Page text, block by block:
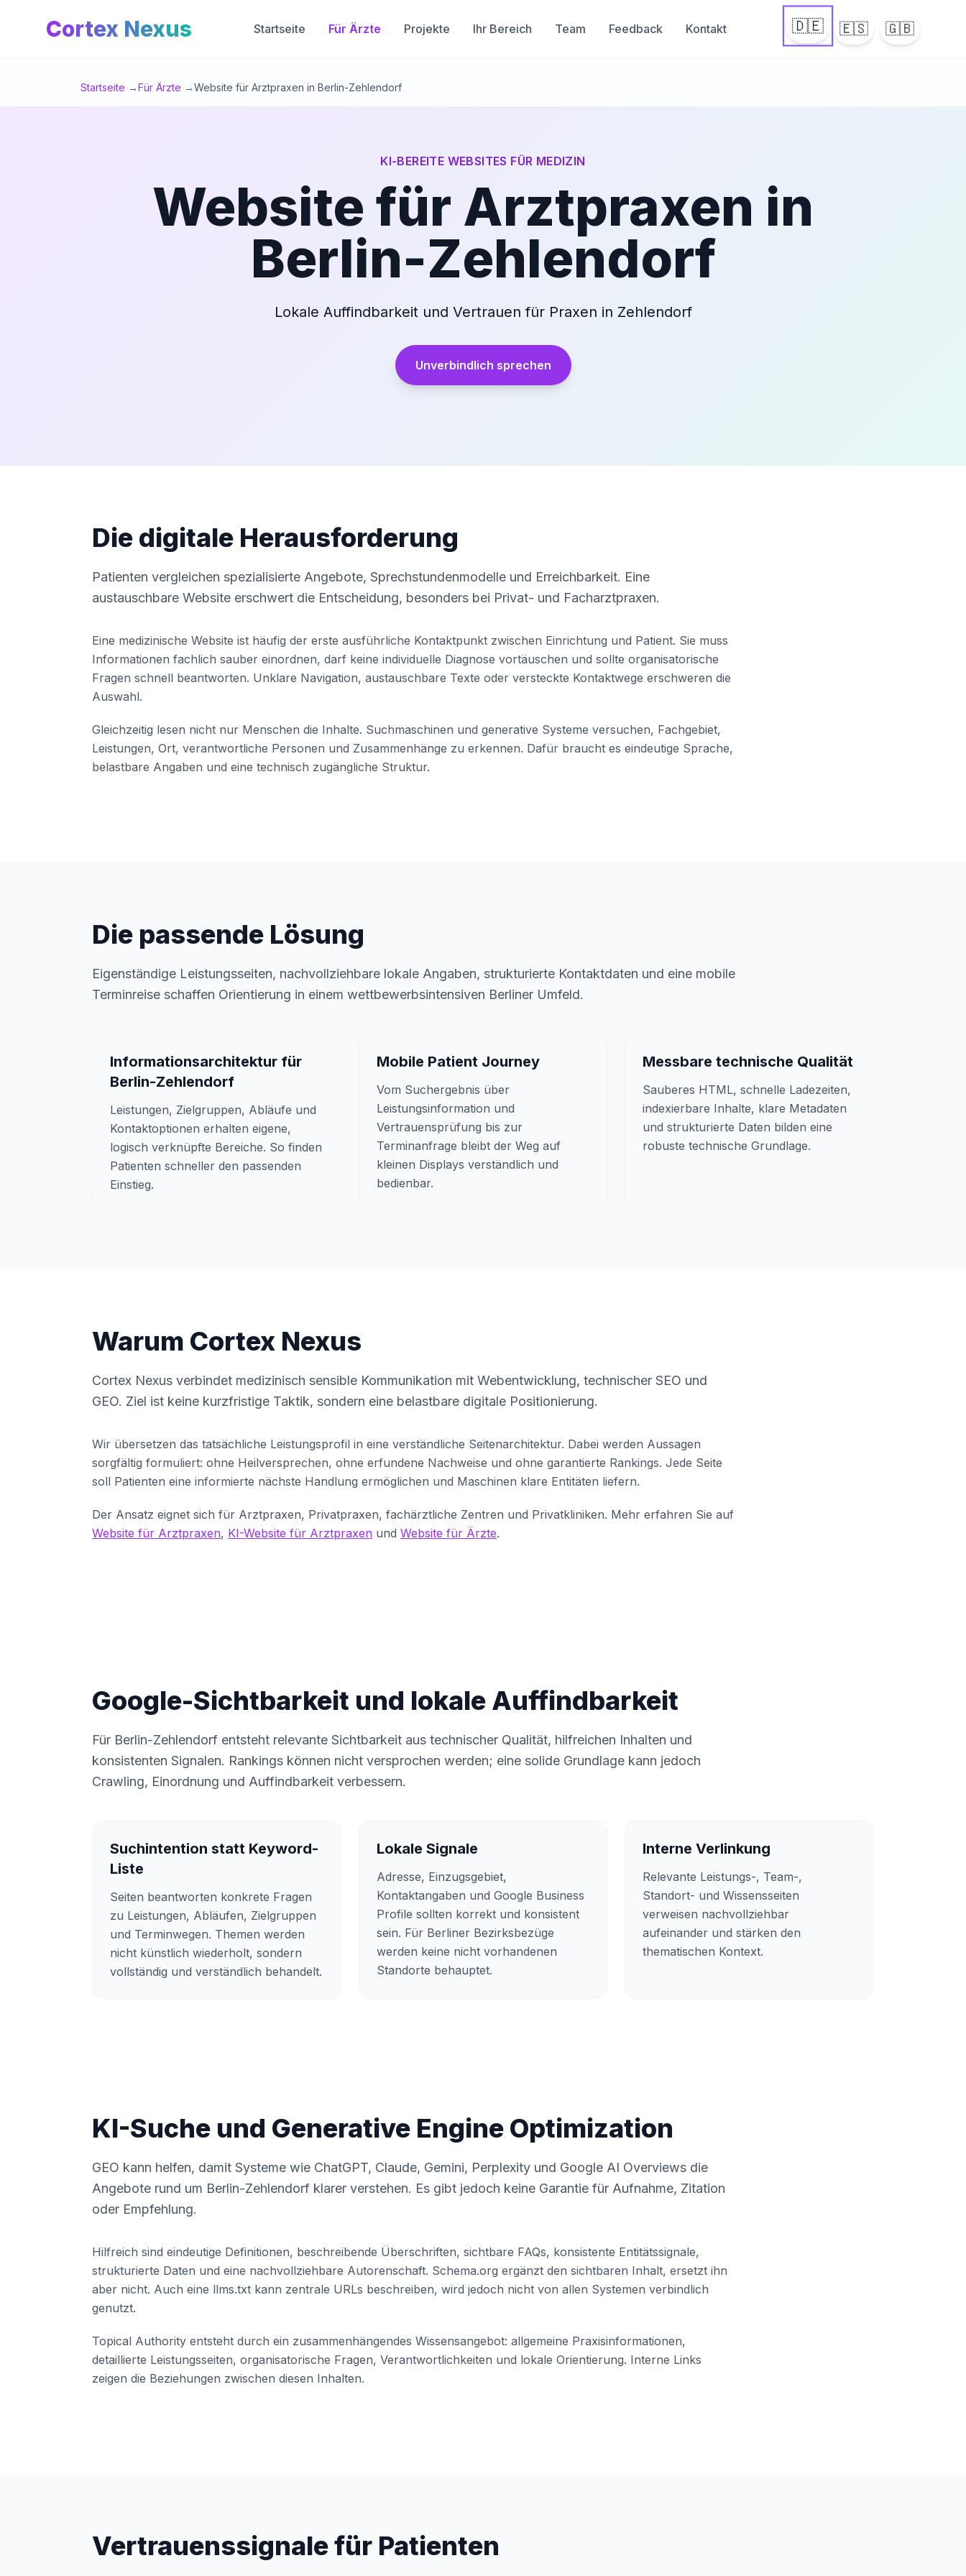
Cortex Nexus Startseite Für Ärzte Projekte Ihr Bereich Team Feedback Kontakt 🇩🇪 🇪🇸 🇬🇧
Startseite →Für Ärzte →Website für Arztpraxen in Berlin-Zehlendorf
KI-BEREITE WEBSITES FÜR MEDIZIN
Website für Arztpraxen in
Berlin-Zehlendorf
Lokale Auffindbarkeit und Vertrauen für Praxen in Zehlendorf
Unverbindlich sprechen
Die digitale Herausforderung
Patienten vergleichen spezialisierte Angebote, Sprechstundenmodelle und Erreichbarkeit. Eine
austauschbare Website erschwert die Entscheidung, besonders bei Privat- und Facharztpraxen.
Eine medizinische Website ist häufig der erste ausführliche Kontaktpunkt zwischen Einrichtung und Patient. Sie muss
Informationen fachlich sauber einordnen, darf keine individuelle Diagnose vortäuschen und sollte organisatorische
Fragen schnell beantworten. Unklare Navigation, austauschbare Texte oder versteckte Kontaktwege erschweren die
Auswahl.
Gleichzeitig lesen nicht nur Menschen die Inhalte. Suchmaschinen und generative Systeme versuchen, Fachgebiet,
Leistungen, Ort, verantwortliche Personen und Zusammenhänge zu erkennen. Dafür braucht es eindeutige Sprache,
belastbare Angaben und eine technisch zugängliche Struktur.
Die passende Lösung
Eigenständige Leistungsseiten, nachvollziehbare lokale Angaben, strukturierte Kontaktdaten und eine mobile
Terminreise schaffen Orientierung in einem wettbewerbsintensiven Berliner Umfeld.
Informationsarchitektur für
Berlin-Zehlendorf
Leistungen, Zielgruppen, Abläufe und
Kontaktoptionen erhalten eigene,
logisch verknüpfte Bereiche. So finden
Patienten schneller den passenden
Einstieg.
Mobile Patient Journey
Vom Suchergebnis über
Leistungsinformation und
Vertrauensprüfung bis zur
Terminanfrage bleibt der Weg auf
kleinen Displays verständlich und
bedienbar.
Messbare technische Qualität
Sauberes HTML, schnelle Ladezeiten,
indexierbare Inhalte, klare Metadaten
und strukturierte Daten bilden eine
robuste technische Grundlage.
Warum Cortex Nexus
Cortex Nexus verbindet medizinisch sensible Kommunikation mit Webentwicklung, technischer SEO und
GEO. Ziel ist keine kurzfristige Taktik, sondern eine belastbare digitale Positionierung.
Wir übersetzen das tatsächliche Leistungsprofil in eine verständliche Seitenarchitektur. Dabei werden Aussagen
sorgfältig formuliert: ohne Heilversprechen, ohne erfundene Nachweise und ohne garantierte Rankings. Jede Seite
soll Patienten eine informierte nächste Handlung ermöglichen und Maschinen klare Entitäten liefern.
Der Ansatz eignet sich für Arztpraxen, Privatpraxen, fachärztliche Zentren und Privatkliniken. Mehr erfahren Sie auf
Website für Arztpraxen, KI-Website für Arztpraxen und Website für Ärzte.
Google-Sichtbarkeit und lokale Auffindbarkeit
Für Berlin-Zehlendorf entsteht relevante Sichtbarkeit aus technischer Qualität, hilfreichen Inhalten und
konsistenten Signalen. Rankings können nicht versprochen werden; eine solide Grundlage kann jedoch
Crawling, Einordnung und Auffindbarkeit verbessern.
Suchintention statt Keyword-
Liste
Seiten beantworten konkrete Fragen
zu Leistungen, Abläufen, Zielgruppen
und Terminwegen. Themen werden
nicht künstlich wiederholt, sondern
vollständig und verständlich behandelt.
Lokale Signale
Adresse, Einzugsgebiet,
Kontaktangaben und Google Business
Profile sollten korrekt und konsistent
sein. Für Berliner Bezirksbezüge
werden keine nicht vorhandenen
Standorte behauptet.
Interne Verlinkung
Relevante Leistungs-, Team-,
Standort- und Wissensseiten
verweisen nachvollziehbar
aufeinander und stärken den
thematischen Kontext.
KI-Suche und Generative Engine Optimization
GEO kann helfen, damit Systeme wie ChatGPT, Claude, Gemini, Perplexity und Google AI Overviews die
Angebote rund um Berlin-Zehlendorf klarer verstehen. Es gibt jedoch keine Garantie für Aufnahme, Zitation
oder Empfehlung.
Hilfreich sind eindeutige Definitionen, beschreibende Überschriften, sichtbare FAQs, konsistente Entitätssignale,
strukturierte Daten und eine nachvollziehbare Autorenschaft. Schema.org ergänzt den sichtbaren Inhalt, ersetzt ihn
aber nicht. Auch eine llms.txt kann zentrale URLs beschreiben, wird jedoch nicht von allen Systemen verbindlich
genutzt.
Topical Authority entsteht durch ein zusammenhängendes Wissensangebot: allgemeine Praxisinformationen,
detaillierte Leistungsseiten, organisatorische Fragen, Verantwortlichkeiten und lokale Orientierung. Interne Links
zeigen die Beziehungen zwischen diesen Inhalten.
Vertrauenssignale für Patienten